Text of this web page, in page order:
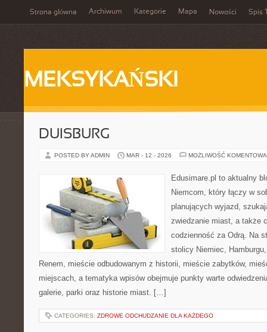
Strona główna Archiwum Kategorie Mapa Nowości Spis
MEKSYKAŃSKI
DUISBURG
POSTED BY ADMIN MAR - 12 - 2026 MOŻLIWOŚĆ
Edusimare.pl to aktualny
Niemcom, który łączy w
planujących wyjazd,
zwiedzanie miast, a także
codzienność za Odrą. Na
stolicy Niemiec,
Renem, mieście odbudowanym z historii, mieście zabytków,
miejscach, a tematyka wpisów obejmuje punkty warte
galerie, parki oraz historie miast. […]
CATEGORIES: ZDROWE ODCHUDZANIE DLA KAŻDEGO